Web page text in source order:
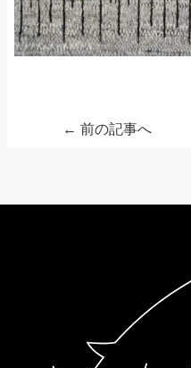
← 前の記事へ